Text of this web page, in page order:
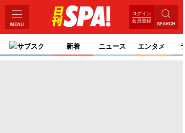
ログイン
会員登録
サブスク 新着 ニュース エンタメ